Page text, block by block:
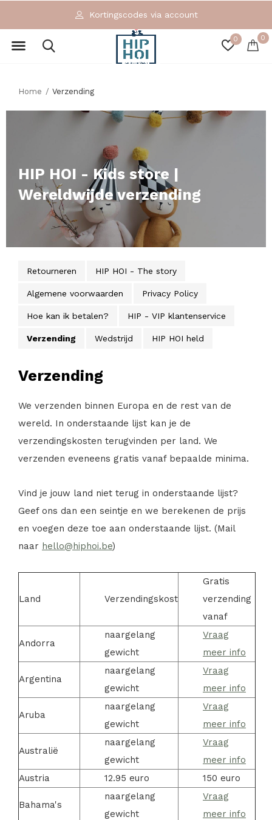
0 0
via account
Home Verzending
HIP HOI - Kids store |
Wereldwijde verzending
Retourneren HIP HOI - The story
Algemene voorwaarden Privacy Policy
Hoe kan ik betalen? HIP - VIP klantenservice
Verzending Wedstrijd HIP HOI held
Verzending
We verzenden binnen Europa en de rest van de
wereld. In onderstaande lijst kan je de
verzendingskosten terugvinden per land. We
verzenden eveneens gratis vanaf bepaalde minima.
Vind je jouw land niet terug in onderstaande lijst?
Geef ons dan een seintje en we berekenen de prijs
en voegen deze toe aan onderstaande lijst. (Mail
naar hello@hiphoi.be)
Land Verzendingskost
Gratis
verzending
vanaf
Andorra
naargelang
gewicht
Vraag
meer info
Argentina
naargelang
gewicht
Vraag
meer info
Aruba
naargelang
gewicht
Vraag
meer info
Australië
naargelang
gewicht
Vraag
meer info
Austria
12.95 euro 150 euro
Bahama's
naargelang
gewicht
Vraag
meer info